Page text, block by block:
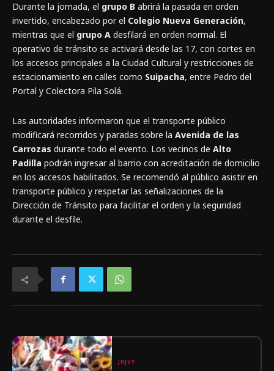
Durante la jornada, el grupo B abrirá la pasada en orden
invertido, encabezado por el Colegio Nueva Generación,
mientras que el grupo A desfilará en orden normal. El
operativo de tránsito se activará desde las 17, con cortes en
los accesos principales a la Ciudad Cultural y restricciones de
estacionamiento en calles como Suipacha, entre Pedro del
Portal y Colectora Pila Solá.
Las autoridades informaron que el transporte público
modificará recorridos y paradas sobre la Avenida de las
Carrozas durante todo el evento. Los vecinos de Alto
Padilla podrán ingresar al barrio con acreditación de domicilio
en los accesos habilitados. Se recomendó al público asistir en
transporte público y respetar las señalizaciones de la
Dirección de Tránsito para facilitar el orden y la seguridad
durante el desfile.
JUJUY